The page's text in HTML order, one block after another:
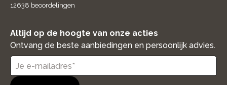
12638 beoordelingen
Altijd op de hoogte van onze acties
Ontvang de beste aanbiedingen en persoonlijk advies.